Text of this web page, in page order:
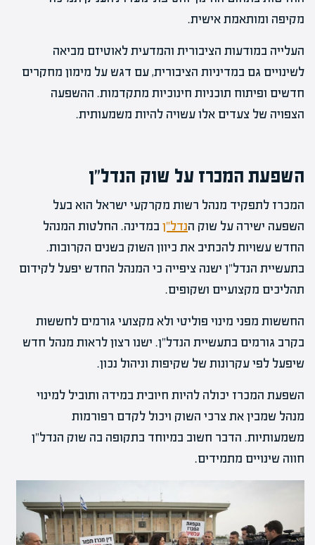
מקיפה ומותאמת אישית.
העלייה במודעות הציבורית והמדעית לאוטיזם מביאה
לשינויים גם במדיניות הציבורית, עם דגש על מימון מחקרים
חדשים ופיתוח תוכניות חינוכיות מתקדמות. ההשפעה
הצפויה של צעדים אלו עשויה להיות משמעותית.
השפעת המכרז על שוק הנדל"ן
המכרז לתפקיד מנהל רשות מקרקעי ישראל הוא בעל
השפעה ישירה על שוק הנדל"ן במדינה. החלטות המנהל
החדש עשויות להכתיב את כיוון השוק בשנים הקרובות.
בתעשיית הנדל"ן ישנה ציפייה כי המנהל החדש יפעל לקידום
תהליכים מקצועיים ושקופים.
החששות מפני מינוי פוליטי ולא מקצועי גורמים לחששות
בקרב גורמים בתעשיית הנדל"ן. ישנו רצון לראות מנהל חדש
שיפעל לפי עקרונות של שקיפות וניהול נכון.
השפעת המכרז יכולה להיות חיובית במידה ותוביל למינוי
מנהל שמבין את צרכי השוק ויכול לקדם רפורמות
משמעותיות. הדבר חשוב במיוחד בתקופה בה שוק הנדל"ן
חווה שינויים מתמידים.